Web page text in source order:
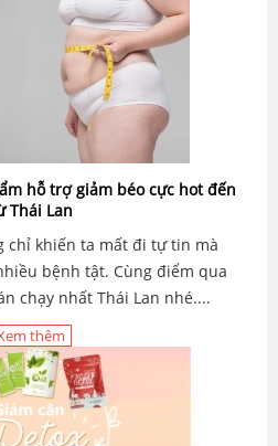
hỗ trợ giảm béo cực hot đến
Thái Lan
chỉ khiến ta mất đi tự tin mà
bệnh tật. Cùng điểm qua
chạy nhất Thái Lan nhé....
thêm